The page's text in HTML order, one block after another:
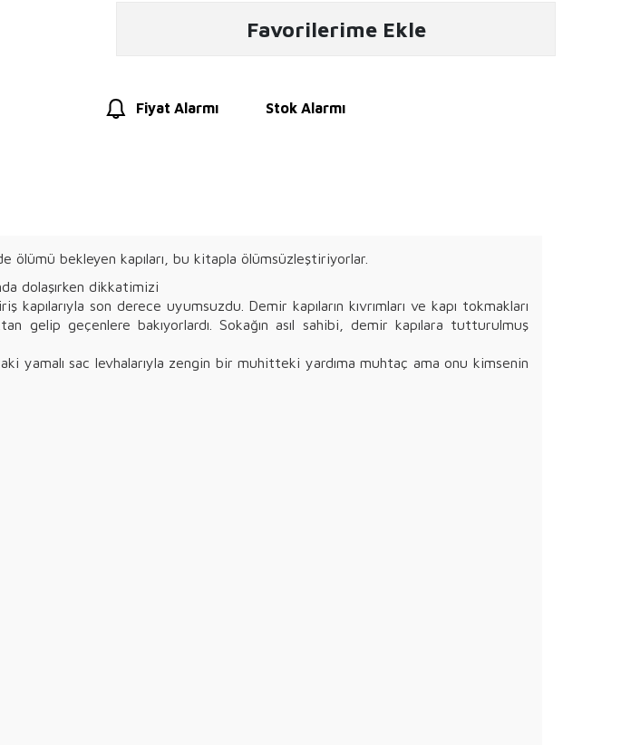
Favorilerime Ekle
Fiyat Alarmı Stok Alarmı
bekleyen kapıları, bu kitapla ölümsüzleştiriyorlar.
dolaşırken dikkatimizi
son derece uyumsuzdu. Demir kapıların kıvrımları ve kapı tokmakları
gelip geçenlere bakıyorlardı. Sokağın asıl sahibi, demir kapılara tutturulmuş
yamalı sac levhalarıyla zengin bir muhitteki yardıma muhtaç ama onu kimsenin